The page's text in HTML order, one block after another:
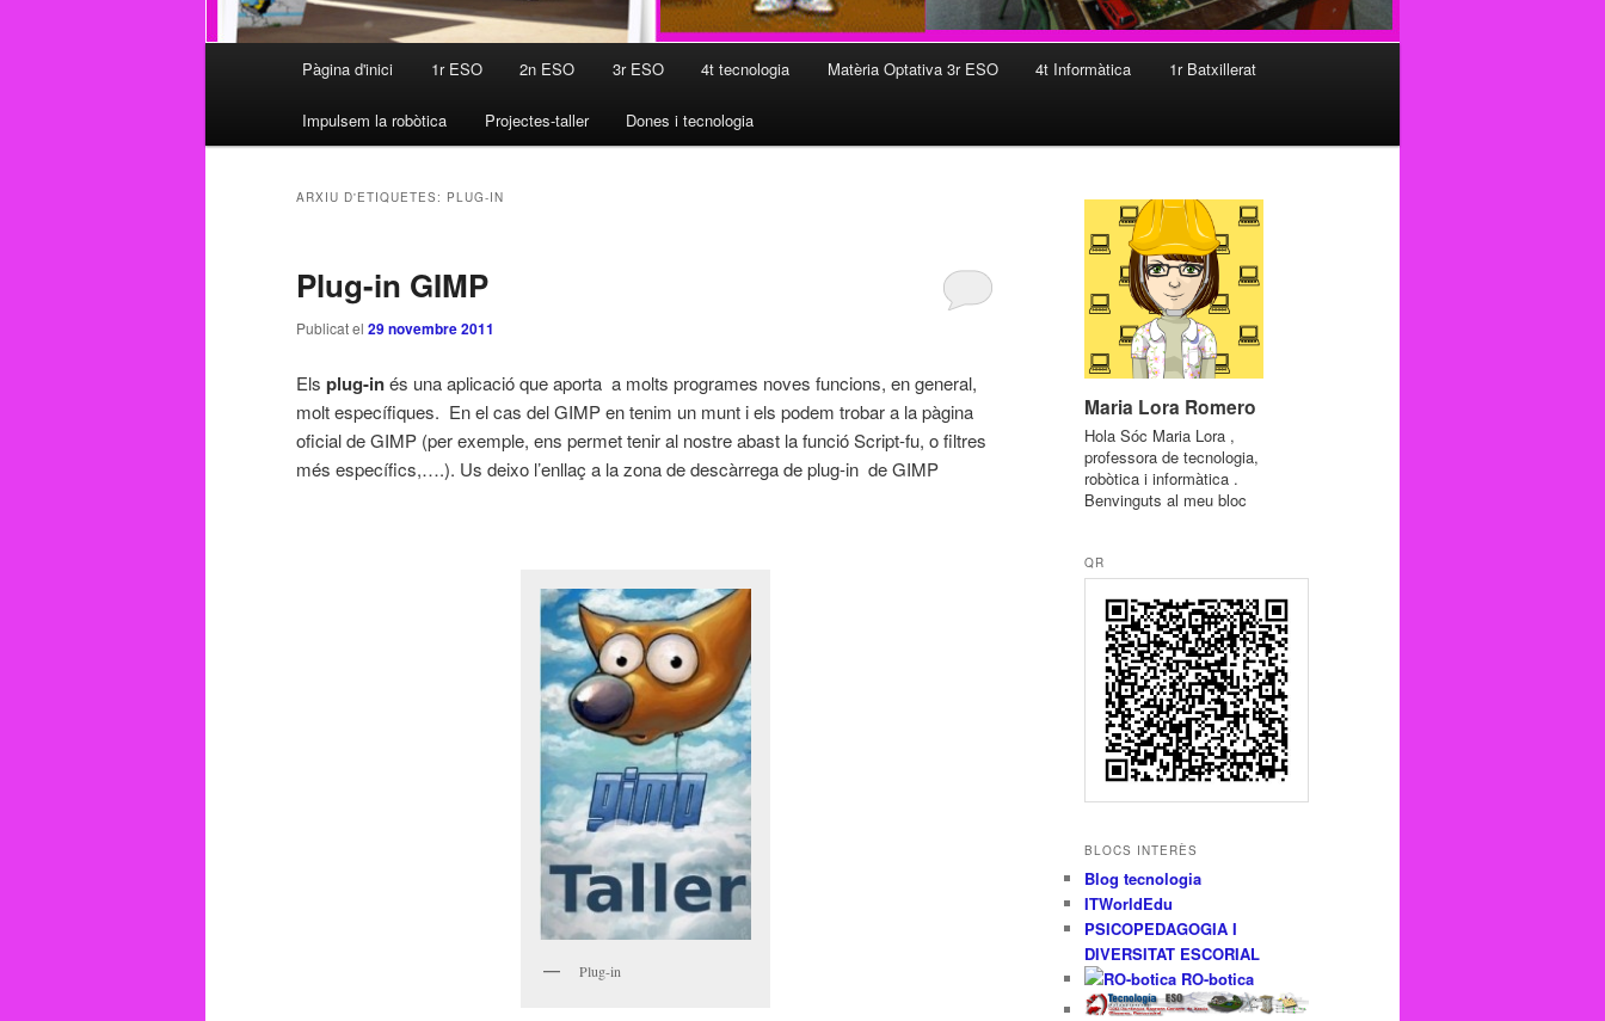
Aneu
al
contingut
Aneu
al
contingut
Pàgina d'inici 1r ESO 2n ESO 3r ESO 4t tecnologia Matèria Optativa 3r ESO 4t Informàtica 1r Batxillerat
Impulsem la robòtica Projectes-taller Dones i tecnologia
ARXIU D'ETIQUETES: PLUG-IN
Plug-in GIMP
Publicat el 29 novembre 2011
Els plug-inés una aplicació que aporta a molts programes noves funcions, en general,
molt específiques. En el cas del GIMP en tenim un munt i els podem trobar a la pàgina
oficial de GIMP (per exemple, ens permet tenir al nostre abast la funció Script-fu, o filtres
més específics,….). Us deixo l’enllaç a la zona de descàrrega de plug-in de GIMP
Plug-in
Maria Lora Romero
Hola Sóc Maria Lora ,
professora de tecnologia,
robòtica i informàtica .
Benvinguts al meu bloc
QR
BLOCS INTERÈS
Blog tecnologia
ITWorldEdu
PSICOPEDAGOGIA I
DIVERSITAT ESCORIAL
RO-botica